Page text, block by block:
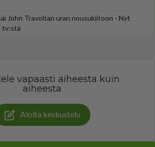
John Travoltan uran nousukiitoon - Nyt
tv:stä
vapaasti aiheesta kuin
aiheesta
Aloita keskustelu